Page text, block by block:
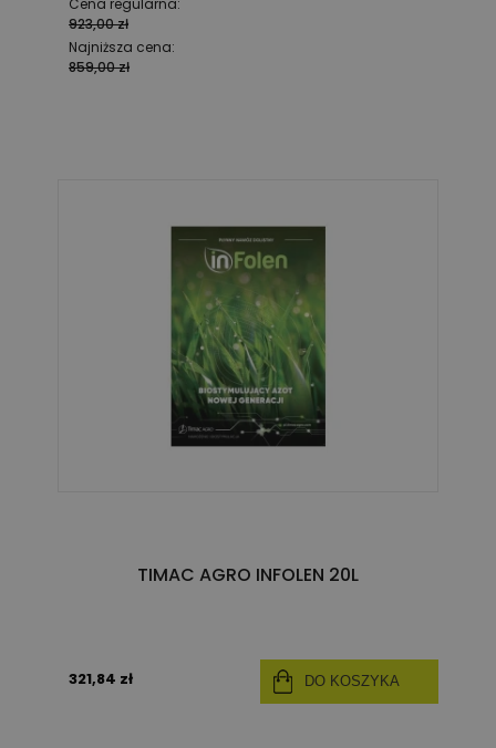
Cena regularna:
923,00 zł
Najniższa cena:
859,00 zł
TIMAC AGRO INFOLEN 20L
321,84 zł DO KOSZYKA